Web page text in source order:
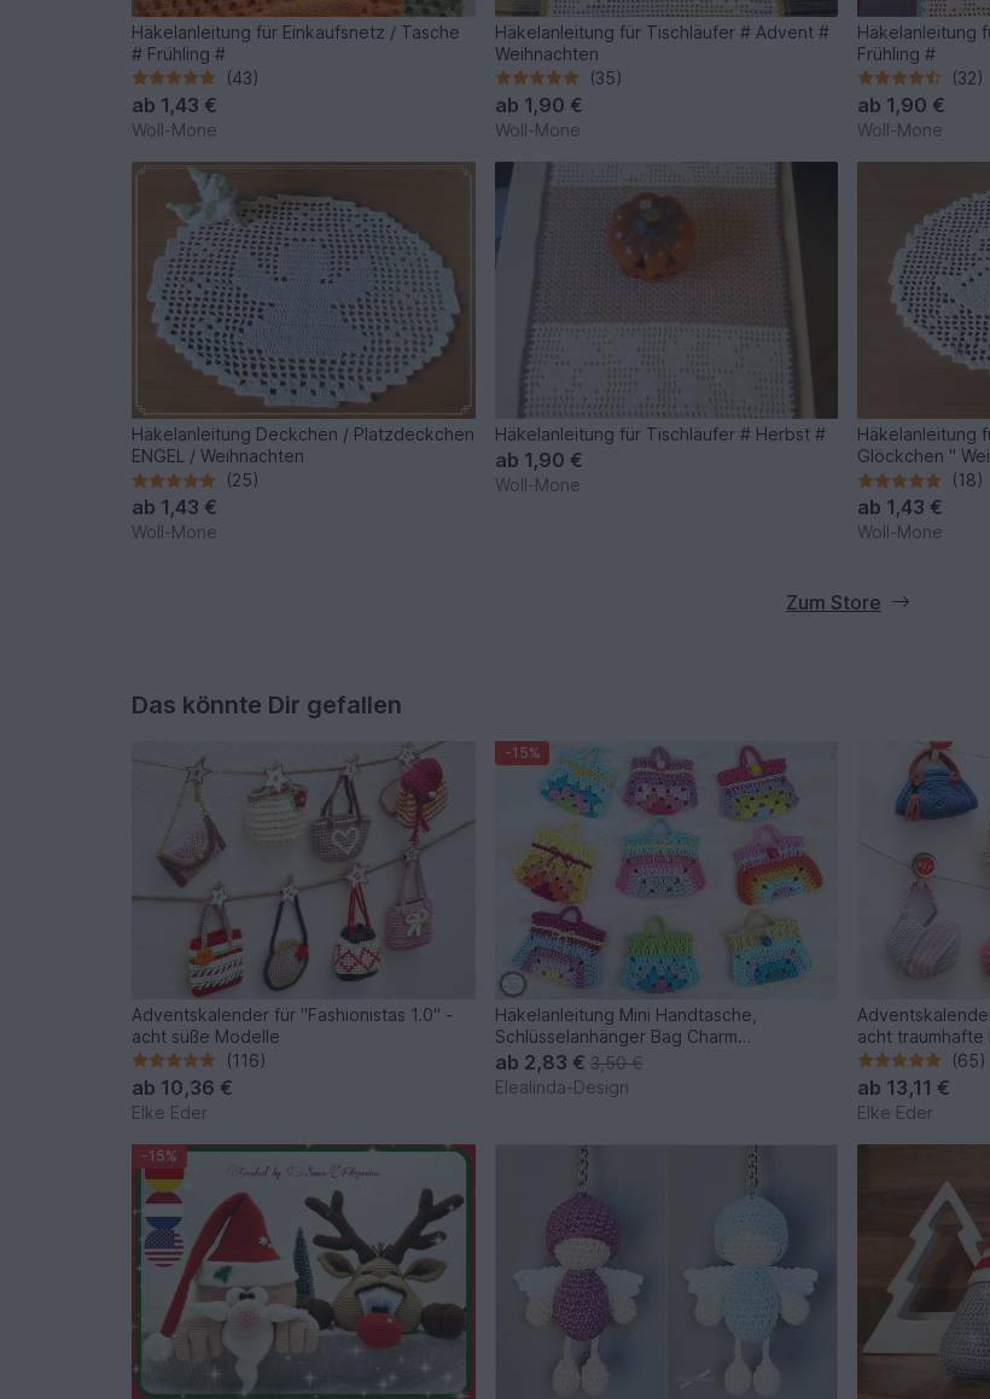
Häkelanleitung für Einkaufsnetz / Tasche
# Frühling #
(43)
ab 1,43 €
Woll-Mone
Häkelanleitung für Tischläufer # Advent #
Weihnachten
(35)
ab 1,90 €
Woll-Mone
Häkelanleitung
Frühling #
(32)
ab 1,90 €
Woll-Mone
Häkelanleitung Deckchen / Platzdeckchen
ENGEL / Weihnachten
(25)
ab 1,43 €
Woll-Mone
Häkelanleitung für Tischläufer # Herbst #
ab 1,90 €
Woll-Mone
Häkelanleitung
Glöckchen "
(18)
ab 1,43 €
Woll-Mone
Zum Store
Das könnte Dir gefallen
Adventskalender für "Fashionistas 1.0" -
acht süße Modelle
(116)
ab 10,36 €
Elke Eder
-15%
Häkelanleitung Mini Handtasche,
Schlüsselanhänger Bag Charm
Adventskalender
ab 2,83 € 3,50 €
Elealinda-Design
acht traumhafte
(65)
ab 13,11 €
Elke Eder
-15%